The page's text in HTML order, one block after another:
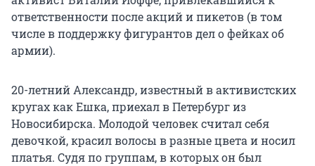
ответственности после акций и пикетов (в том
числе в поддержку фигурантов дел о фейках об
армии).
20-летний Александр, известный в активистских
кругах как Ешка, приехал в Петербург из
Новосибирска. Молодой человек считал себя
девочкой, красил волосы в разные цвета и носил
платья. Судя по группам, в которых он был